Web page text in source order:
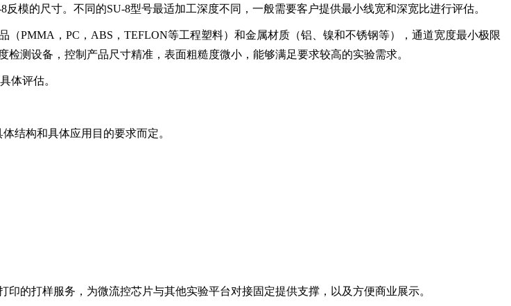
模的尺寸。不同的SU-8型号最适加工深度不同，一般需要客户提供最小线宽和深宽比进行评估。
（PMMA，PC，ABS，TEFLON等工程塑料）和金属材质（铝、镍和不锈钢等），通道宽度最小极限
测设备，控制产品尺寸精准，表面粗糙度微小，能够满足要求较高的实验需求。
体评估。
结构和具体应用目的要求而定。
印的打样服务，为微流控芯片与其他实验平台对接固定提供支撑，以及方便商业展示。